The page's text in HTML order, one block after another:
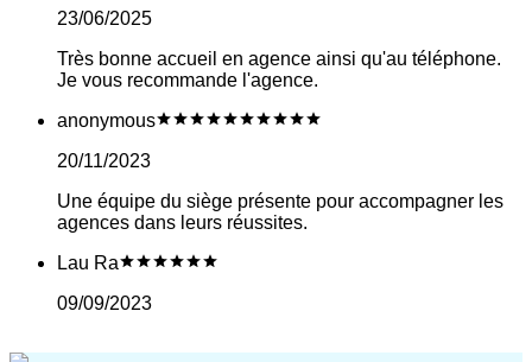
23/06/2025
Très bonne accueil en agence ainsi qu'au téléphone.
Je vous recommande l'agence.
anonymous
20/11/2023
Une équipe du siège présente pour accompagner les
agences dans leurs réussites.
Lau Ra
09/09/2023